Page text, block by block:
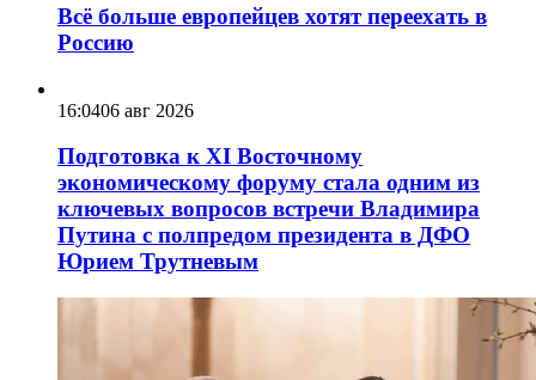
Всё больше европейцев хотят переехать в
Россию
16:0406 авг 2026
Подготовка к XI Восточному
экономическому форуму стала одним из
ключевых вопросов встречи Владимира
Путина с полпредом президента в ДФО
Юрием Трутневым